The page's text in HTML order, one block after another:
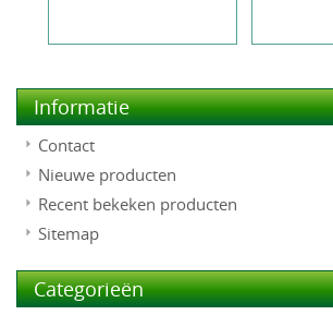
Informatie
Contact
Nieuwe producten
Recent bekeken producten
Sitemap
Categorieën